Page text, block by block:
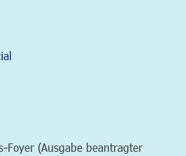
Foyer (Ausgabe beantragter